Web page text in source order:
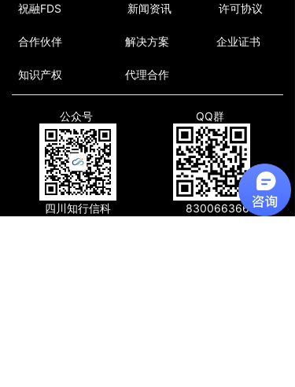
公众号
四川知行信科
QQ群
830066366
祝融FDS 新闻资讯 许可协议
合作伙伴 解决方案 企业证书
知识产权 代理合作